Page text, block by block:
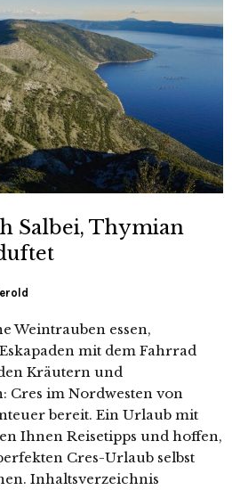
Salbei, Thymian
Weintrauben essen,
mit dem Fahrrad
Kräutern und
Cres im Nordwesten von
bereit. Ein Urlaub mit
Ihnen Reisetipps und hoffen,
Cres-Urlaub selbst
Inhaltsverzeichnis